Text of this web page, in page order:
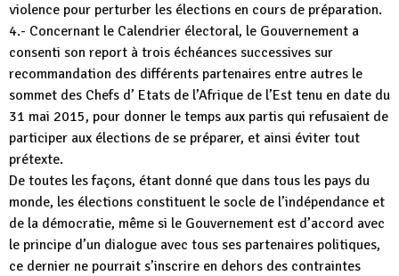
violence pour perturber les élections en cours de préparation.
4.- Concernant le Calendrier électoral, le Gouvernement a
consenti son report à trois échéances successives sur
recommandation des différents partenaires entre autres le
sommet des Chefs d’ Etats de l’Afrique de l’Est tenu en date du
31 mai 2015, pour donner le temps aux partis qui refusaient de
participer aux élections de se préparer, et ainsi éviter tout
prétexte.
De toutes les façons, étant donné que dans tous les pays du
monde, les élections constituent le socle de l’indépendance et
de la démocratie, même si le Gouvernement est d’accord avec
le principe d’un dialogue avec tous ses partenaires politiques,
ce dernier ne pourrait s’inscrire en dehors des contraintes